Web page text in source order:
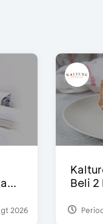
2026
Beli 2